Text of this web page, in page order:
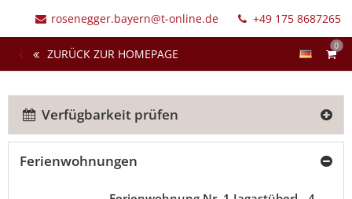
rosenegger.bayern@t-online.de +49 175 8687265
0
ZURÜCK ZUR HOMEPAGE
Verfügbarkeit prüfen
Ferienwohnungen